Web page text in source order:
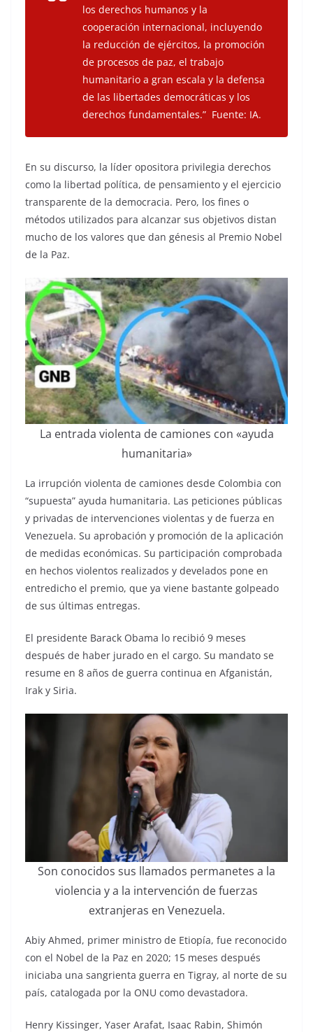
los derechos humanos y la
cooperación internacional, incluyendo
la reducción de ejércitos, la promoción
de procesos de paz, el trabajo
humanitario a gran escala y la defensa
de las libertades democráticas y los
derechos fundamentales.” Fuente: IA.
En su discurso, la líder opositora privilegia derechos
como la libertad política, de pensamiento y el ejercicio
transparente de la democracia. Pero, los fines o
métodos utilizados para alcanzar sus objetivos distan
mucho de los valores que dan génesis al Premio Nobel
de la Paz.
La entrada violenta de camiones con «ayuda
humanitaria»
La irrupción violenta de camiones desde Colombia con
“supuesta” ayuda humanitaria. Las peticiones públicas
y privadas de intervenciones violentas y de fuerza en
Venezuela. Su aprobación y promoción de la aplicación
de medidas económicas. Su participación comprobada
en hechos violentos realizados y develados pone en
entredicho el premio, que ya viene bastante golpeado
de sus últimas entregas.
El presidente Barack Obama lo recibió 9 meses
después de haber jurado en el cargo. Su mandato se
resume en 8 años de guerra continua en Afganistán,
Irak y Siria.
Son conocidos sus llamados permanetes a la
violencia y a la intervención de fuerzas
extranjeras en Venezuela.
Abiy Ahmed, primer ministro de Etiopía, fue reconocido
con el Nobel de la Paz en 2020; 15 meses después
iniciaba una sangrienta guerra en Tigray, al norte de su
país, catalogada por la ONU como devastadora.
Henry Kissinger, Yaser Arafat, Isaac Rabin, Shimón